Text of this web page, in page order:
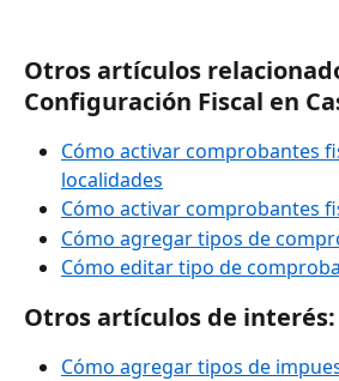
Otros artículos
Configuración Fiscal en
Cómo activar comprobantes
localidades
Cómo activar comprobantes
Cómo agregar tipos de
Cómo editar tipo de
Otros artículos de interés:
Cómo agregar tipos de